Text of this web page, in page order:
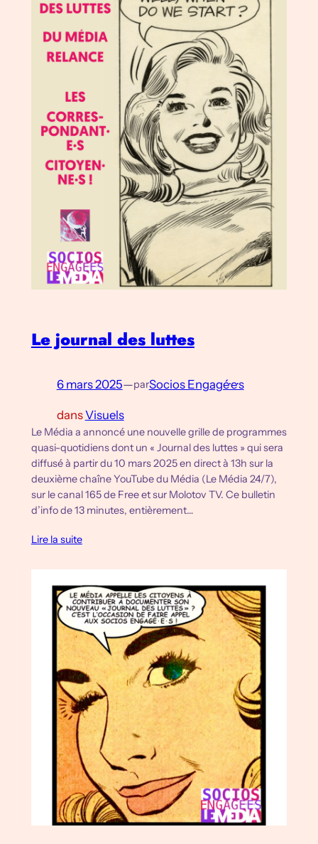
Le journal des luttes
6 mars 2025—parSocios Engagé·e·s
dansVisuels
Le Média a annoncé une nouvelle grille de programmes
quasi-quotidiens dont un « Journal des luttes » qui sera
diffusé à partir du 10 mars 2025 en direct à 13h sur la
deuxième chaîne YouTube du Média (Le Média 24/7),
sur le canal 165 de Free et sur Molotov TV. Ce bulletin
d’info de 13 minutes, entièrement…
Lire la suite